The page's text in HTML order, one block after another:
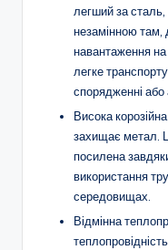
легший за
незамінною
навантаження на
легке
спорядженні або
Висока
захищає метал.
посилена
використання
середовищах.
Відмінна